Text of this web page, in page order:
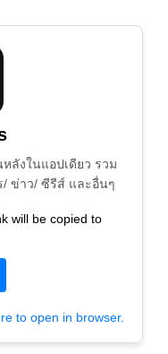
ลังในแอปเดียว รวม
ข่าว/ ซีรีส์ และอื่นๆ
will be copied to
to open in browser.